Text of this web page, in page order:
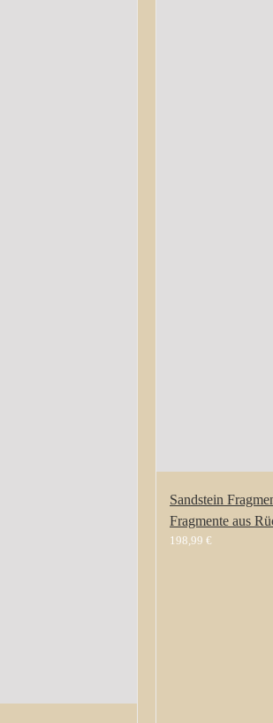
Sandstein
Fragmente aus
198,99 €